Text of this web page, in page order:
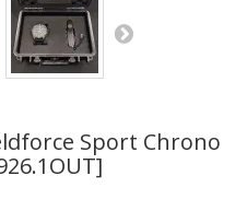
+
Sport Chrono